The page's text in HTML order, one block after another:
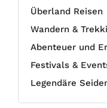
Überland Reisen
Wandern &
Abenteuer und
Festivals &
Legendäre